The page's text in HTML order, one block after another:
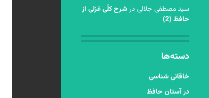
سید مصطفی جلالی درشرح کلّی غزلی از
حافظ (2)
دسته‌ها
خاقانی شناسی
در آستان حافظ